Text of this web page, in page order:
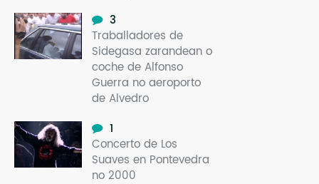
3
Traballadores de
Sidegasa zarandean o
coche de Alfonso
Guerra no aeroporto
de Alvedro
1
Concerto de Los
Suaves en Pontevedra
no 2000